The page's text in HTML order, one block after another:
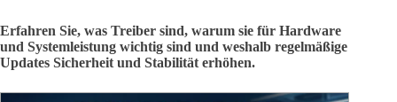
Erfahren Sie, was Treiber sind, warum sie für Hardware
und Systemleistung wichtig sind und weshalb regelmäßige
Updates Sicherheit und Stabilität erhöhen.